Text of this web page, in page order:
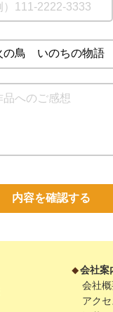
内容を確認する
会社案
会社
アク